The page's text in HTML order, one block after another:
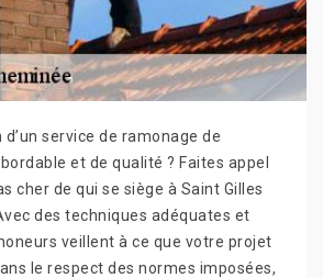
service de ramonage de
et de qualité ? Faites appel
cher de qui se siège à Saint Gilles
des techniques adéquates et
veillent à ce que votre projet
le respect des normes imposées,